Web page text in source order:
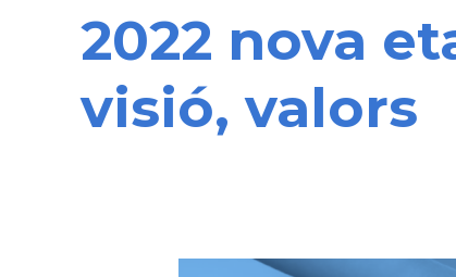
2022 nova
visió, valors